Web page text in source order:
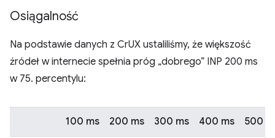
Osiągalność
Na podstawie danych z CrUX ustaliliśmy, że większość
źródeł w internecie spełnia próg „dobrego” INP 200 ms
w 75. percentylu:
100 ms 200 ms 300 ms 400 ms 500